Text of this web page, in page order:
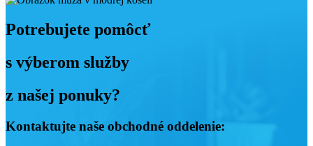
Potrebujete pomôcť
s výberom služby
z našej ponuky?
Kontaktujte naše obchodné oddelenie: